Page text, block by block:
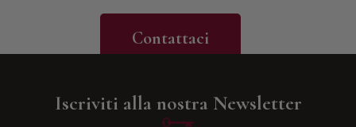
Contattaci
Iscriviti alla nostra Newsletter